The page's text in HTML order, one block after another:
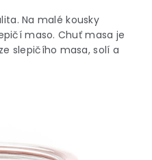
Na malé kousky
maso. Chuť masa je
slepičího masa, solí a